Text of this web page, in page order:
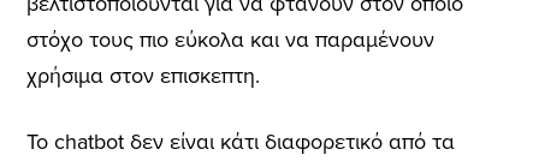
στόχο τους πιο εύκολα και να παραμένουν
χρήσιμα στον επισκεπτη.
Το chatbot δεν είναι κάτι διαφορετικό από τα